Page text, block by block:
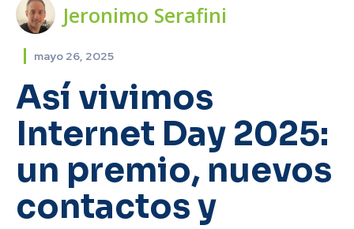
Jeronimo Serafini
mayo 26, 2025
Así vivimos
Internet Day 2025:
un premio, nuevos
contactos y